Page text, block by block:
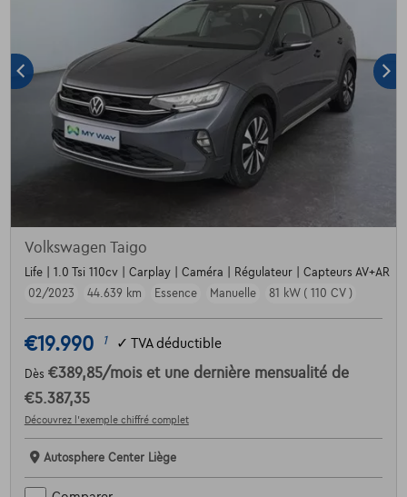
Volkswagen Taigo
Life | 1.0 Tsi 110cv | Carplay | Caméra | Régulateur | Capteurs AV+AR
02/2023
44.639 km Essence Manuelle 81 kW ( 110 CV )
€19.990 1 ✓ TVA déductible
Dès €389,85/mois et une dernière mensualité de
€5.387,35
Découvrez l’exemple chiffré complet
Autosphere Center Liège